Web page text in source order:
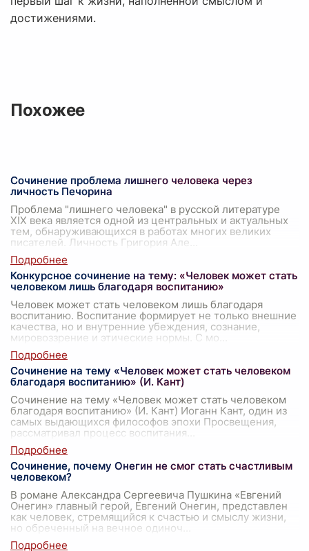
достижениями.
Похожее
Сочинение проблема лишнего человека через
личность Печорина
Проблема "лишнего человека" в русской литературе
XIX века является одной из центральных и актуальных
тем, обнаруживающихся в работах многих великих
писателей. Личность Григория Але
Конкурсное сочинение на тему: «Человек может стать
человеком лишь благодаря воспитанию»
Человек может стать человеком лишь благодаря
воспитанию. Воспитание формирует не только внешние
качества, но и внутренние убеждения, сознание,
мировоззрение и этические нормы. С мо
Сочинение на тему «Человек может стать человеком
благодаря воспитанию» (И. Кант)
Сочинение на тему «Человек может стать человеком
благодаря воспитанию» (И. Кант) Иоганн Кант, один из
самых выдающихся философов эпохи Просвещения,
рассматривал процесс воспитания
Сочинение, почему Онегин не смог стать счастливым
человеком?
В романе Александра Сергеевича Пушкина «Евгений
Онегин» главный герой, Евгений Онегин, представлен
как человек, стремящийся к счастью и смыслу жизни,
но обреченный на вечное одиноч